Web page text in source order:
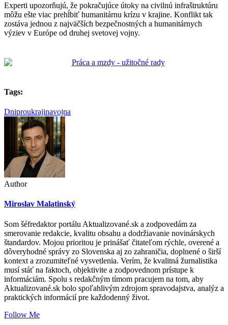
Experti upozorňujú, že pokračujúce útoky na civilnú infraštruktúru
môžu ešte viac prehĺbiť humanitárnu krízu v krajine. Konflikt tak
zostáva jednou z najväčších bezpečnostných a humanitárnych
výziev v Európe od druhej svetovej vojny.
Tags:
Dniproukrajinavojna
Author
Miroslav Malatinský
Som šéfredaktor portálu Aktualizované.sk a zodpovedám za
smerovanie redakcie, kvalitu obsahu a dodržiavanie novinárskych
štandardov. Mojou prioritou je prinášať čitateľom rýchle, overené a
dôveryhodné správy zo Slovenska aj zo zahraničia, doplnené o širší
kontext a zrozumiteľné vysvetlenia. Verím, že kvalitná žurnalistika
musí stáť na faktoch, objektivite a zodpovednom prístupe k
informáciám. Spolu s redakčným tímom pracujem na tom, aby
Aktualizované.sk bolo spoľahlivým zdrojom spravodajstva, analýz a
praktických informácií pre každodenný život.
Follow Me